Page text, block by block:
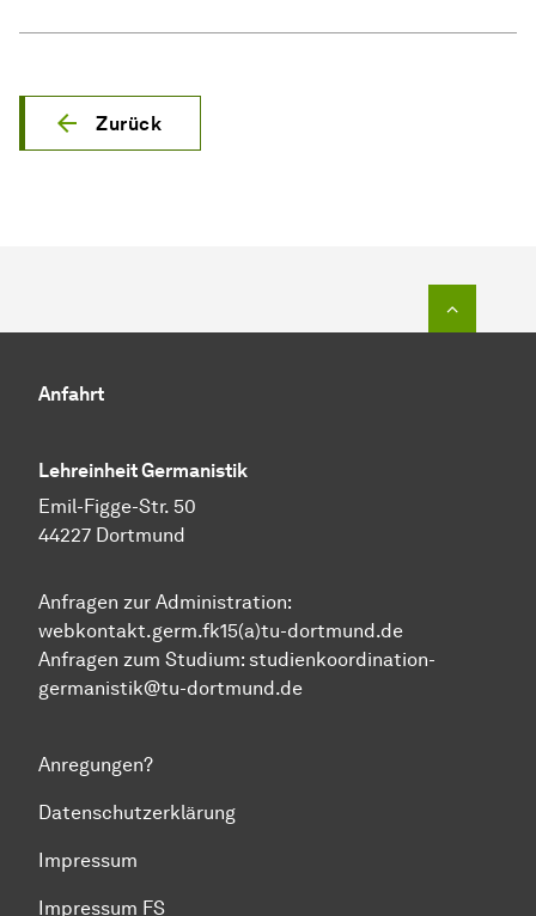
Zurück
Anfahrt
Lehreinheit Germanistik
Emil-Figge-Str. 50
44227 Dortmund
Anfragen zur Administration:
webkontakt.germ.fk15(a)tu-dortmund.de
Anfragen zum Studium: studienkoordination-
germanistik@tu-dortmund.de
Anregungen?
Datenschutzerklärung
Impressum
Impressum FS